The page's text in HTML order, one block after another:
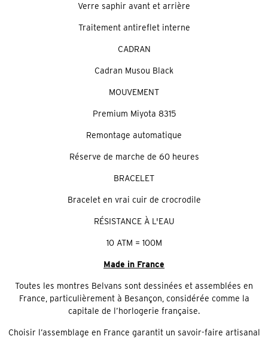
Verre saphir avant et arrière
Traitement antireflet interne
CADRAN
Cadran Musou Black
MOUVEMENT
Premium Miyota 8315
Remontage automatique
Réserve de marche de 60 heures
BRACELET
Bracelet en vrai cuir de crocrodile
RÉSISTANCE À L'EAU
10 ATM = 100M
Made in France
Toutes les montres Belvans sont dessinées et assemblées en
France, particulièrement à Besançon, considérée comme la
capitale de l’horlogerie française.
Choisir l’assemblage en France garantit un savoir-faire artisanal